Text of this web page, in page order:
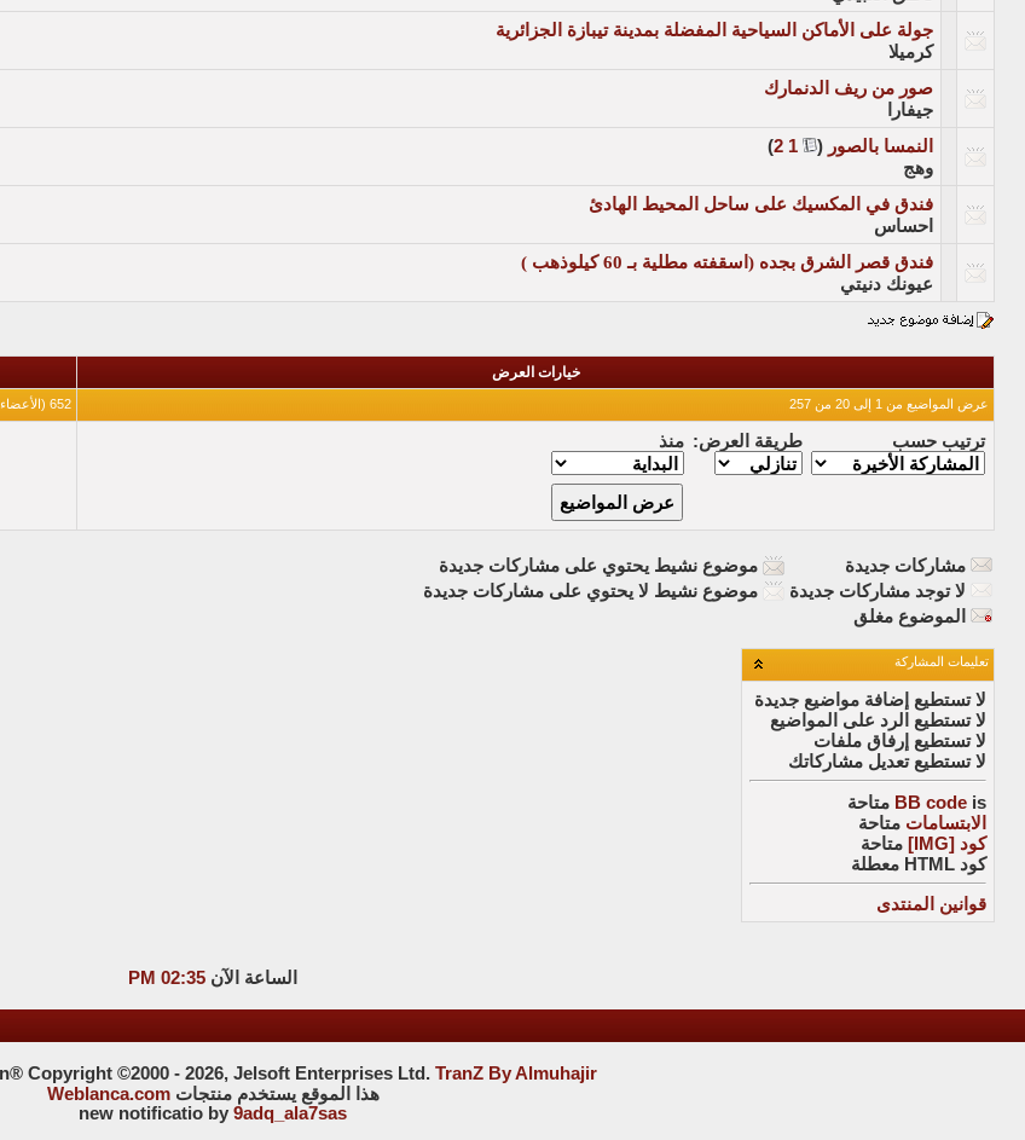
جولة على الأماكن السياحية المفضلة بمدينة تيبازة الجزائرية
كرميلا
صور من ريف الدنمارك
جيفارا
النمسا بالصور (
1
2
)
وهج
فندق في المكسيك على ساحل المحيط الهادئ
احساس
فندق قصر الشرق بجده (اسقفته مطلية بـ 60 كيلوذهب )
عيونك دنيتي
خيارات العرض
عرض المواضيع من 1 إلى 20 من 257 652 (الأعضاء 0 والزوار 652)
ترتيب حسب طريقة العرض: منذ
مشاركات جديدة
موضوع نشيط يحتوي على مشاركات جديدة
لا توجد مشاركات جديدة
موضوع نشيط لا يحتوي على مشاركات جديدة
الموضوع مغلق
تعليمات المشاركة
لا تستطيع إضافة مواضيع جديدة
لا تستطيع الرد على المواضيع
لا تستطيع إرفاق ملفات
لا تستطيع تعديل مشاركاتك
BB code is
متاحة
الابتسامات متاحة
كود [IMG]
متاحة
كود HTML
معطلة
قوانين المنتدى
الساعة الآن 02:35 PM
Copyright ©2000 - 2026, Jelsoft Enterprises Ltd. TranZ By Almuhajir
هذا الموقع يستخدم منتجاتWeblanca.com
new notificatio by 9adq_ala7sas